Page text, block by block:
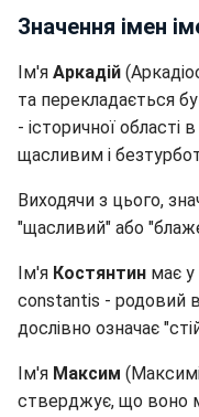
Значення імен
Ім'я Аркадій
та перекладається
- історичної області
щасливим і
Виходячи з цього,
"щасливий" або
Ім'я Костянтин має у
constantis - родовий
дослівно означає
Ім'я Максим
стверджує, що воно